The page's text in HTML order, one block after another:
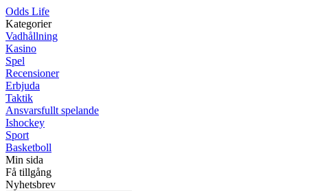
Odds Life
Kategorier
Vadhållning
Kasino
Spel
Recensioner
Erbjuda
Taktik
Ansvarsfullt spelande
Ishockey
Sport
Basketboll
Min sida
Få tillgång
Nyhetsbrev